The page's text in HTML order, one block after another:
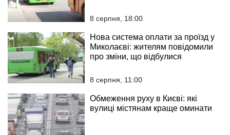
8 серпня, 18:00
Нова система оплати за проїзд у
Миколаєві: жителям повідомили
про зміни, що відбулися
8 серпня, 11:00
Обмеження руху в Києві: які
вулиці містянам краще оминати